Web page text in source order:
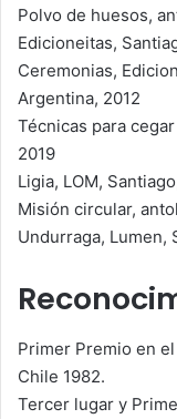
Polvo de huesos,
Edicioneitas,
Ceremonias,
Argentina, 2012
Técnicas para
2019
Ligia, LOM,
Misión circular,
Undurraga, Lumen,
Primer Premio en
Chile 1982.
Tercer lugar y